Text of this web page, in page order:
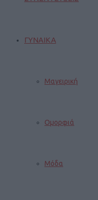
ΓΥΝΑΙΚΑ
Μαγειρική
Ομορφιά
Μόδα